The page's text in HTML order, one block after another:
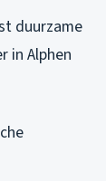
duurzame
in Alphen